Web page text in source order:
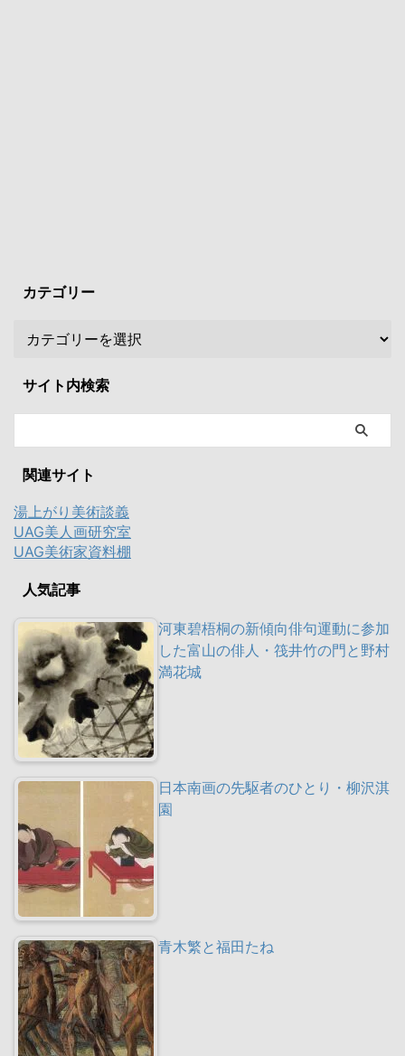
カテゴリー
サイト内検索
関連サイト
湯上がり美術談義
UAG美人画研究室
UAG美術家資料棚
人気記事
河東碧梧桐の新傾向俳句運動に参加
した富山の俳人・筏井竹の門と野村
満花城
日本南画の先駆者のひとり・柳沢淇
園
青木繁と福田たね